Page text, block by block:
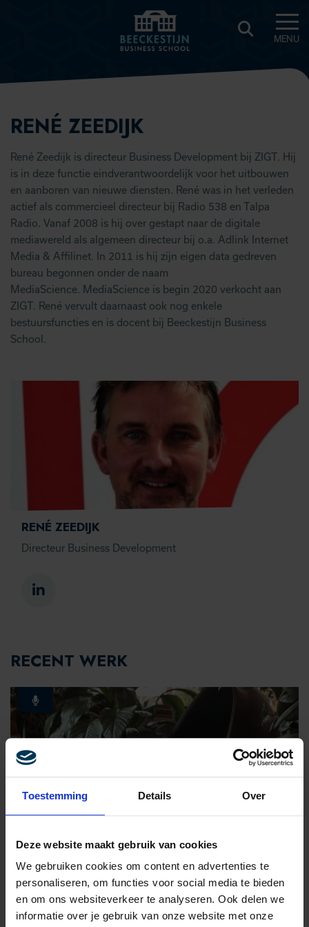
Toestemming Details Over
Deze website maakt gebruik van cookies
We gebruiken cookies om content en advertenties te
personaliseren, om functies voor social media te bieden
en om ons websiteverkeer te analyseren. Ook delen we
informatie over je gebruik van onze website met onze
BEECKESTIJN
MENU
RENÉ ZEEDIJK
René Zeedijk is directeur Business Development bij ZIGT. Hij
is in deze functie eindverantwoordelijk voor het uitbouwen
en aanboren van nieuwe diensten. René was in het verleden
actief als commercieel directeur bij Radio 538 en Talpa
Radio. Vanaf 2008 is hij over gestapt naar de digitale
mediawereld als algemeen directeur bij o.a. Adlink Internet
Media & Affilinet. In 2011 is hij zijn eigen data gedreven
bureau begonnen onder de naam
MediaScience. MediaScience is begin 2020 verkocht aan
ZIGT. René vervult daarnaast ook nog enkele
bestuursfuncties en is docent bij Beeckestijn Business
School.
RENÉ ZEEDIJK
Directeur Business Development
RECENT WERK
BELANGRIJKE ONTWIKKELINGEN IN
ONLINE ADVERTISING